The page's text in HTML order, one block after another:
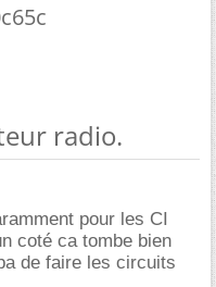
radio.
pour les CI
coté ca tombe bien
de faire les circuits